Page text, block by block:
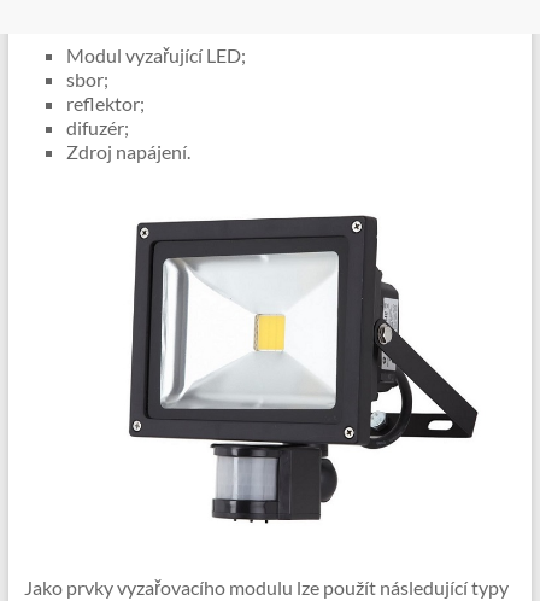
Modul vyzařující LED;
sbor;
reflektor;
difuzér;
Zdroj napájení.
Jako prvky vyzařovacího modulu lze použít následující typy